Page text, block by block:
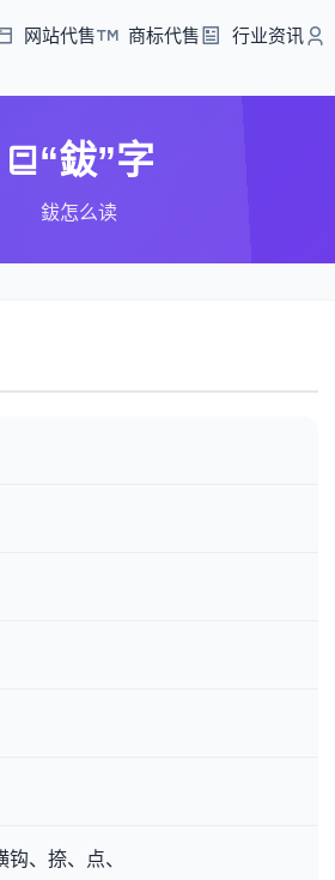
网站代售 商标代售 行业资讯
“鈸”字
鈸怎么读
、捺、点、